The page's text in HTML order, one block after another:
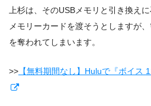
上杉は、そのUSBメモリと引き換え
メモリーカードを渡そうとしますが
を奪われてしまいます。
>> 【無料期間なし】Huluで『ボイス